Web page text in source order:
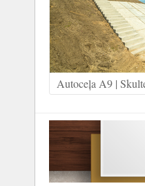
Autoceļa A9 |